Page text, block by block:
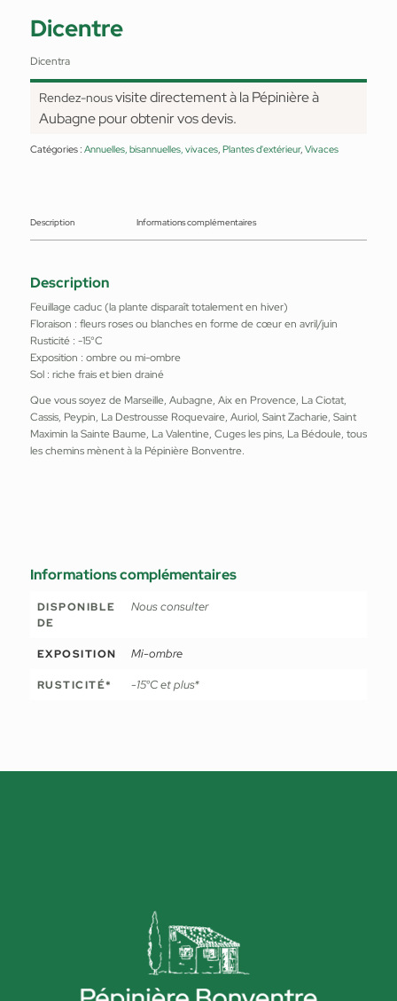
Dicentre
Dicentra
Rendez-nousvisite directement à la Pépinière à
Aubagne pour obtenir vos devis.
Catégories : Annuelles, bisannuelles, vivaces, Plantes d'extérieur, Vivaces
Description Informations complémentaires
Description
Feuillage caduc (la plante disparaît totalement en hiver)
Floraison : fleurs roses ou blanches en forme de cœur en avril/juin
Rusticité : -15°C
Exposition : ombre ou mi-ombre
Sol : riche frais et bien drainé
Que vous soyez de Marseille, Aubagne, Aix en Provence, La Ciotat,
Cassis, Peypin, La Destrousse Roquevaire, Auriol, Saint Zacharie, Saint
Maximin la Sainte Baume, La Valentine, Cuges les pins, La Bédoule, tous
les chemins mènent à la Pépinière Bonventre.
Informations complémentaires
DISPONIBLE
DE
Nous consulter
EXPOSITION Mi-ombre
RUSTICITÉ* -15°C et plus*